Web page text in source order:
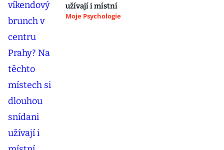
užívají i místní
Moje Psychologie